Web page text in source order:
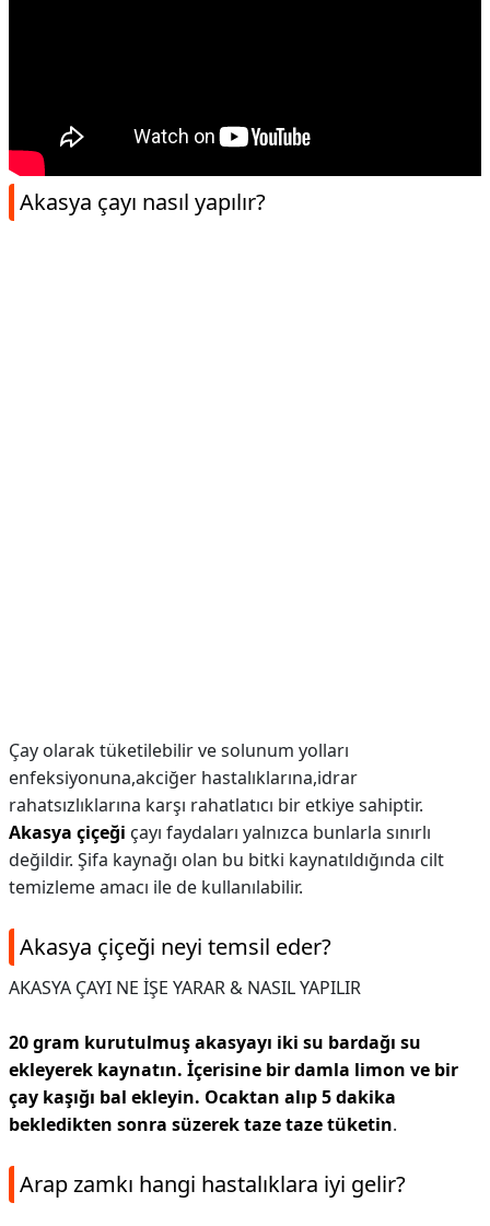
Akasya çayı nasıl yapılır?
Çay olarak tüketilebilir ve solunum yolları
enfeksiyonuna,akciğer hastalıklarına,idrar
rahatsızlıklarına karşı rahatlatıcı bir etkiye sahiptir.
Akasya çiçeği çayı faydaları yalnızca bunlarla sınırlı
değildir. Şifa kaynağı olan bu bitki kaynatıldığında cilt
temizleme amacı ile de kullanılabilir.
Akasya çiçeği neyi temsil eder?
AKASYA ÇAYI NE İŞE YARAR & NASIL YAPILIR
20 gram kurutulmuş akasyayı iki su bardağı su
ekleyerek kaynatın. İçerisine bir damla limon ve bir
çay kaşığı bal ekleyin. Ocaktan alıp 5 dakika
bekledikten sonra süzerek taze taze tüketin.
Arap zamkı hangi hastalıklara iyi gelir?